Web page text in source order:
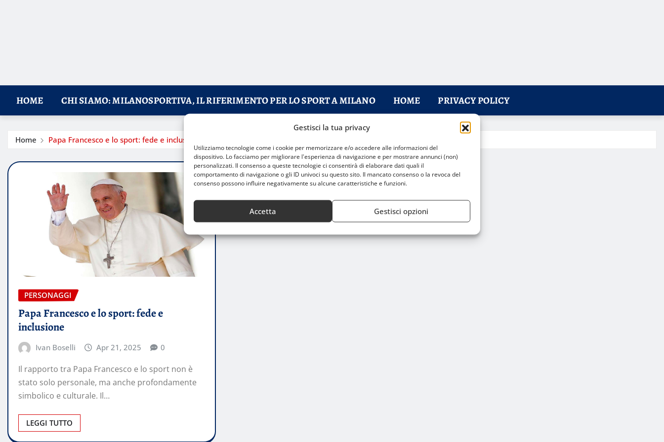
Gestisci la tua privacy
Utilizziamo tecnologie come i cookie per memorizzare e/o accedere alle informazioni del
dispositivo. Lo facciamo per migliorare l'esperienza di navigazione e per mostrare annunci (non)
personalizzati. Il consenso a queste tecnologie ci consentirà di elaborare dati quali il
comportamento di navigazione o gli ID univoci su questo sito. Il mancato consenso o la revoca del
consenso possono influire negativamente su alcune caratteristiche e funzioni.
Accetta Gestisci opzioni
HOME CHI SIAMO: MILANOSPORTIVA, IL RIFERIMENTO PER LO SPORT A MILANO HOME PRIVACY POLICY
Home Papa Francesco e lo sport: fede e inclusione
PERSONAGGI
Papa Francesco e lo sport: fede e
inclusione
Ivan Boselli Apr 21, 2025 0
Il rapporto tra Papa Francesco e lo sport non è
stato solo personale, ma anche profondamente
simbolico e culturale. Il…
LEGGI TUTTO